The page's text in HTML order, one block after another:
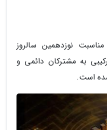
نوزدهمین سالروز
به مشترکان دائمی و
شده است.